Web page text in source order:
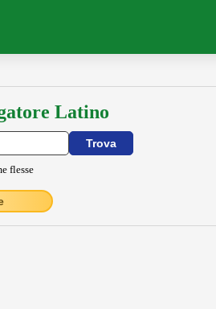
Latino
flesse